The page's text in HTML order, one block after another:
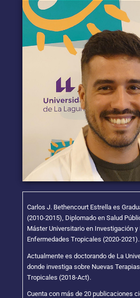
Carlos J. Bethencourt Estrella es
(2010-2015), Diplomado en Salud
Máster Universitario en Investigación
Enfermedades Tropicales (2020-2021).
Actualmente es doctorando de La
donde investiga sobre Nuevas
Tropicales (2018-Act).
Cuenta con más de 20 publicaciones